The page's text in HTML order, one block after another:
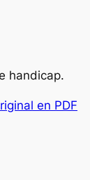
handicap.
en PDF